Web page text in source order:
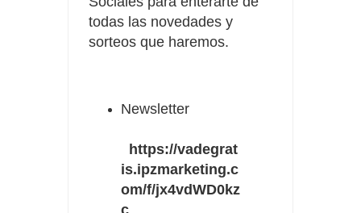
todas las novedades y
sorteos que haremos.
Newsletter
https://vadegrat
is.ipzmarketing.c
om/f/jx4vdWD0kz